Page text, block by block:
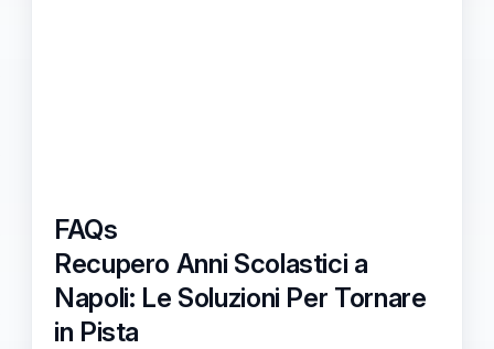
FAQs
Recupero Anni Scolastici a
Napoli: Le Soluzioni Per Tornare
in Pista